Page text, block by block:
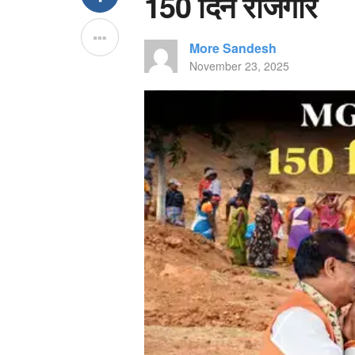
More Sandesh
November 23, 2025